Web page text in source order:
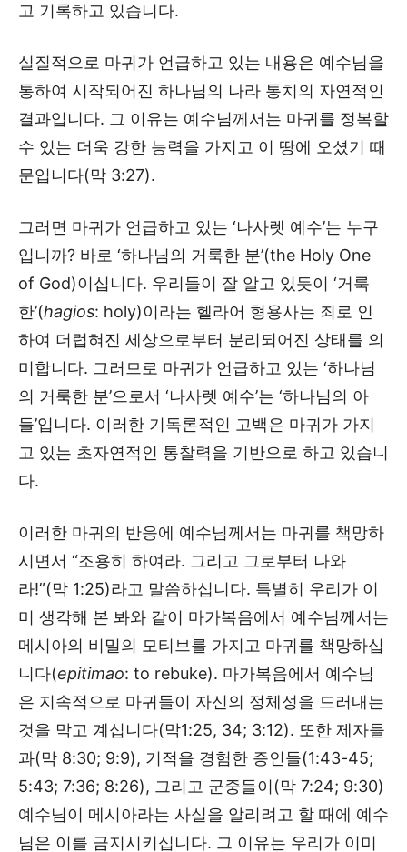
고 기록하고 있습니다.
실질적으로 마귀가 언급하고 있는 내용은 예수님을
통하여 시작되어진 하나님의 나라 통치의 자연적인
결과입니다. 그 이유는 예수님께서는 마귀를 정복할
수 있는 더욱 강한 능력을 가지고 이 땅에 오셨기 때
문입니다(막 3:27).
그러면 마귀가 언급하고 있는 ‘나사렛 예수’는 누구
입니까? 바로 ‘하나님의 거룩한 분’(the Holy One
of God)이십니다. 우리들이 잘 알고 있듯이 ‘거룩
한’(hagios: holy)이라는 헬라어 형용사는 죄로 인
하여 더럽혀진 세상으로부터 분리되어진 상태를 의
미합니다. 그러므로 마귀가 언급하고 있는 ‘하나님
의 거룩한 분’으로서 ‘나사렛 예수’는 ‘하나님의 아
들’입니다. 이러한 기독론적인 고백은 마귀가 가지
고 있는 초자연적인 통찰력을 기반으로 하고 있습니
다.
이러한 마귀의 반응에 예수님께서는 마귀를 책망하
시면서 “조용히 하여라. 그리고 그로부터 나와
라!”(막 1:25)라고 말씀하십니다. 특별히 우리가 이
미 생각해 본 봐와 같이 마가복음에서 예수님께서는
메시아의 비밀의 모티브를 가지고 마귀를 책망하십
니다(epitimao: to rebuke). 마가복음에서 예수님
은 지속적으로 마귀들이 자신의 정체성을 드러내는
것을 막고 계십니다(막1:25, 34; 3:12). 또한 제자들
과(막 8:30; 9:9), 기적을 경험한 증인들(1:43-45;
5:43; 7:36; 8:26), 그리고 군중들이(막 7:24; 9:30)
예수님이 메시아라는 사실을 알리려고 할 때에 예수
님은 이를 금지시키십니다. 그 이유는 우리가 이미